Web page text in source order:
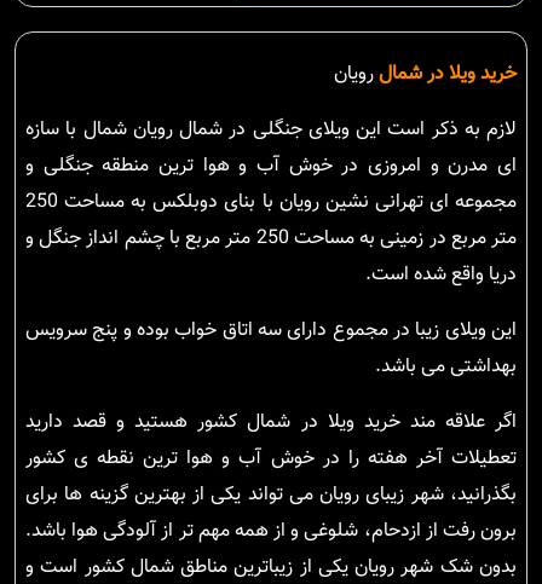
خرید ویلا در شمالرویان
لازم به ذکر است این ویلای جنگلی در شمال رویان شمال با سازه
ای مدرن و امروزی در خوش آب و هوا ترین منطقه جنگلی و
مجموعه ای تهرانی نشین رویان با بنای دوبلکس به مساحت 250
متر مربع در زمینی به مساحت 250 متر مربع با چشم انداز جنگل و
دریا واقع شده است.
این ویلای زیبا در مجموع دارای سه اتاق خواب بوده و پنج سرویس
بهداشتی می باشد.
اگر علاقه مند خرید ویلا در شمال کشور هستید و قصد دارید
تعطیلات آخر هفته را در خوش آب و هوا ترین نقطه ی کشور
بگذرانید، شهر زیبای رویان می تواند یکی از بهترین گزینه ها برای
برون رفت از ازدحام، شلوغی و از همه مهم تر از آلودگی هوا باشد.
بدون شک شهر رویان یکی از زیباترین مناطق شمال کشور است و